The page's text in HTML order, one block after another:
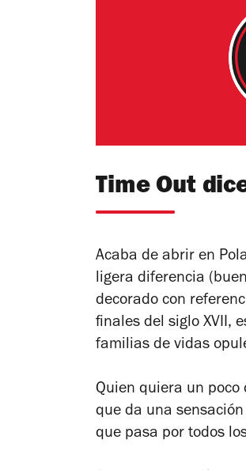
Time Out
Acaba de abrir en
ligera diferencia
decorado con
finales del siglo XVII,
familias de vidas
Quien quiera un poco
que da una
que pasa por todos